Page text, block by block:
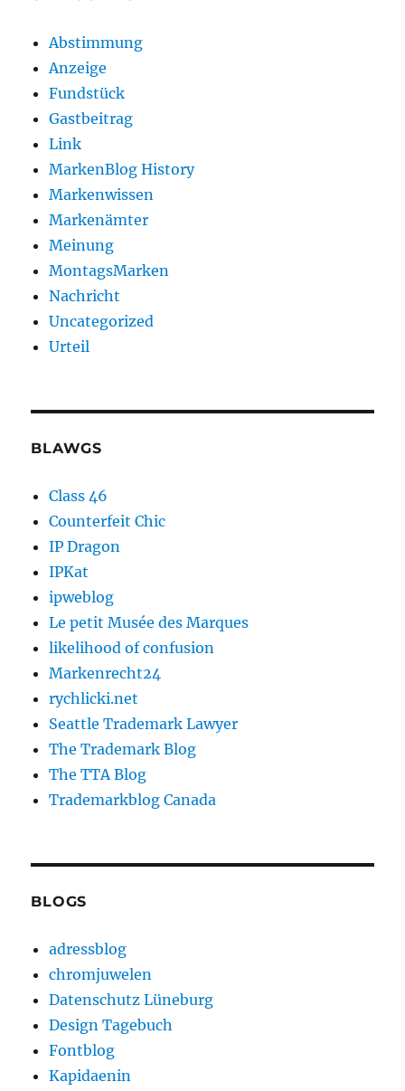
Abstimmung
Anzeige
Fundstück
Gastbeitrag
Link
MarkenBlog History
Markenwissen
Markenämter
Meinung
MontagsMarken
Nachricht
Uncategorized
Urteil
BLAWGS
Class 46
Counterfeit Chic
IP Dragon
IPKat
ipweblog
Le petit Musée des Marques
likelihood of confusion
Markenrecht24
rychlicki.net
Seattle Trademark Lawyer
The Trademark Blog
The TTA Blog
Trademarkblog Canada
BLOGS
adressblog
chromjuwelen
Datenschutz Lüneburg
Design Tagebuch
Fontblog
Kapidaenin